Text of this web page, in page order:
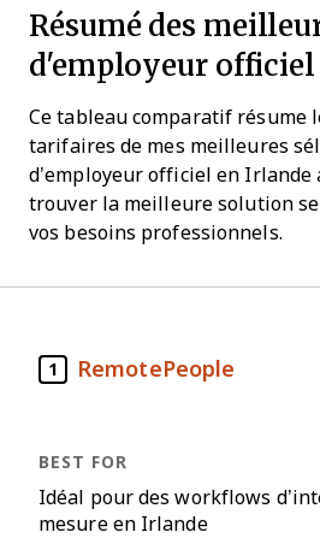
Résumé des
d'employeur
Ce tableau comparatif résume
tarifaires de mes meilleures
d’employeur officiel en Irlande
trouver la meilleure solution
vos besoins professionnels.
1 RemotePeople
Idéal pour des workflows
mesure en Irlande